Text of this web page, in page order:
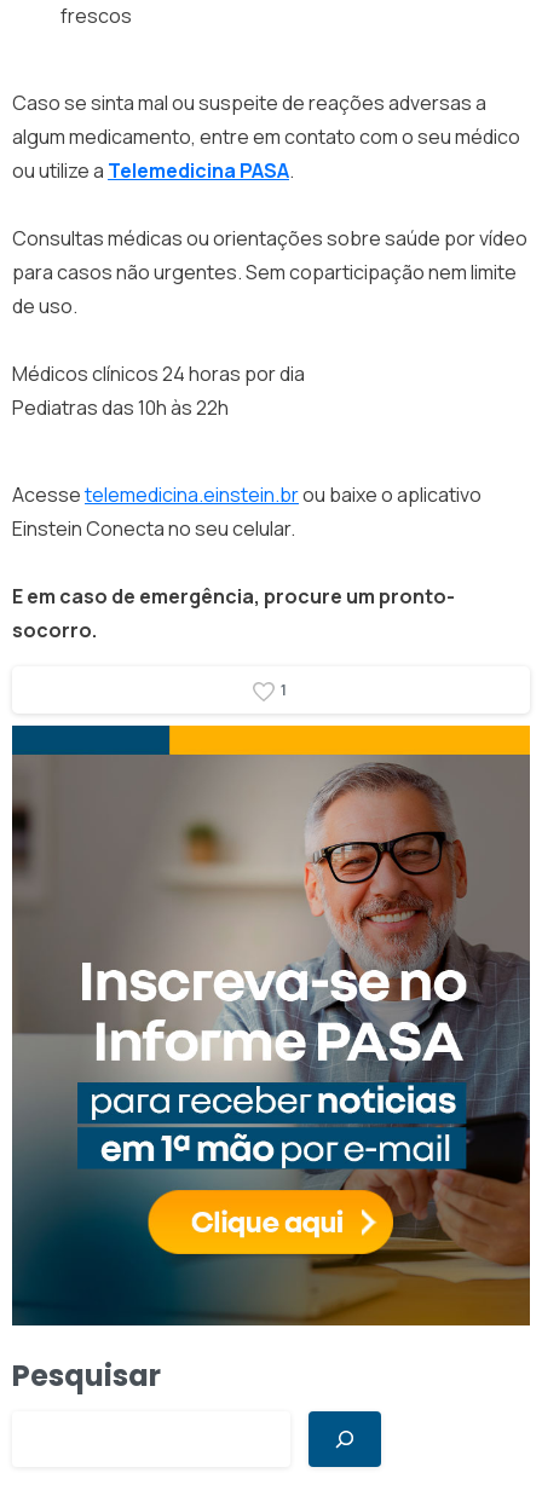
frescos
Caso se sinta mal ou suspeite de reações adversas a
algum medicamento, entre em contato com o seu médico
ou utilize a Telemedicina PASA.
Consultas médicas ou orientações sobre saúde por vídeo
para casos não urgentes. Sem coparticipação nem limite
de uso.
Médicos clínicos 24 horas por dia
Pediatras das 10h às 22h
Acessetelemedicina.einstein.brou baixe o aplicativo
Einstein Conecta no seu celular.
E em caso de emergência, procure um pronto-
socorro.
1
Pesquisar